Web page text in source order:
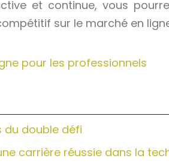
et continue, vous
sur le marché en
pour les professionnels
du double défi
carrière réussie dans la